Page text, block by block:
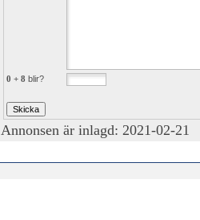
0 + 8 blir?
Annonsen är inlagd: 2021-02-21